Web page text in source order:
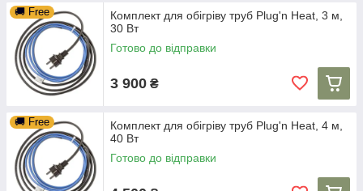
🚚 Free
Комплект для обігріву труб Plug'n Heat, 3 м,
30 Вт
Готово до відправки
3 900 ₴
🚚 Free
Комплект для обігріву труб Plug'n Heat, 4 м,
40 Вт
Готово до відправки